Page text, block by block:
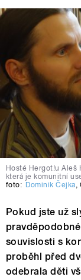
Hosté Hergot!u Aleš
která je komunitní
foto: Dominik Čejka,
Pokud jste už
souvislosti s
proběhl před
odebrala děti